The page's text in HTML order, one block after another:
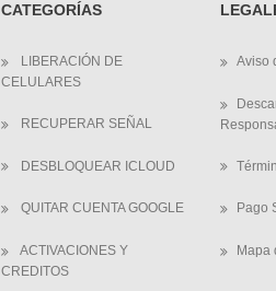
CATEGORÍAS
LIBERACIÓN DE
CELULARES
RECUPERAR SEÑAL
DESBLOQUEAR ICLOUD
QUITAR CUENTA GOOGLE
ACTIVACIONES Y
CREDITOS
Aviso
Pago
Mapa